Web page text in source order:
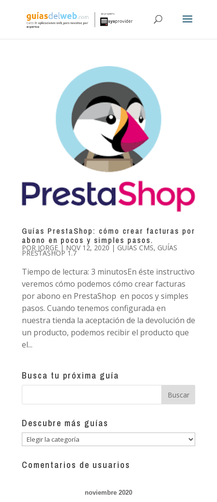
Guías PrestaShop: cómo crear facturas por
abono en pocos y simples pasos.
POR JORGE| NOV 12, 2020| GUÍAS CMS, GUÍAS
PRESTASHOP 1.7
Tiempo de lectura: 3 minutosEn éste instructivo
veremos cómo podemos cómo crear facturas
por abono en PrestaShop en pocos y simples
pasos. Cuando tenemos configurada en
nuestra tienda la aceptación de la devolución de
un producto, podemos recibir el producto que
el...
Busca tu próxima guía
Descubre más guías
Descubre
guías
Comentarios de usuarios
noviembre 2020